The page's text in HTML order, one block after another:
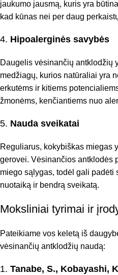
jaukumo jausmą, kuris yra
kad kūnas nei per daug
4. Hipoalerginės savybės
Daugelis vėsinančių antklodžių
medžiagų, kurios natūraliai yra
erkutėms ir kitiems
žmonėms, kenčiantiems nuo
5. Nauda sveikatai
Reguliarus, kokybiškas miegas
gerovei. Vėsinančios antklodės
miego sąlygas, todėl gali padėti
nuotaiką ir bendrą sveikatą.
Moksliniai tyrimai ir
Pateikiame vos keletą iš
vėsinančių antklodžių naudą:
1. Tanabe, S., Kobayashi,